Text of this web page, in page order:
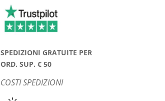
SPEDIZIONI GRATUITE PER
ORD. SUP. € 50
COSTI SPEDIZIONI